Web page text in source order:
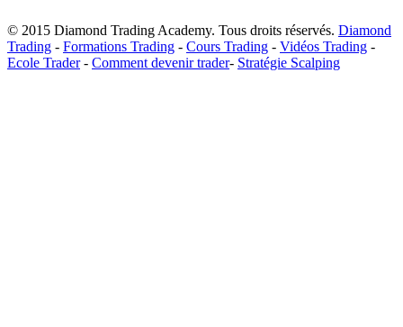
© 2015 Diamond Trading Academy. Tous droits réservés. Diamond
Trading - Formations Trading - Cours Trading - Vidéos Trading -
Ecole Trader- Comment devenir trader- Stratégie Scalping